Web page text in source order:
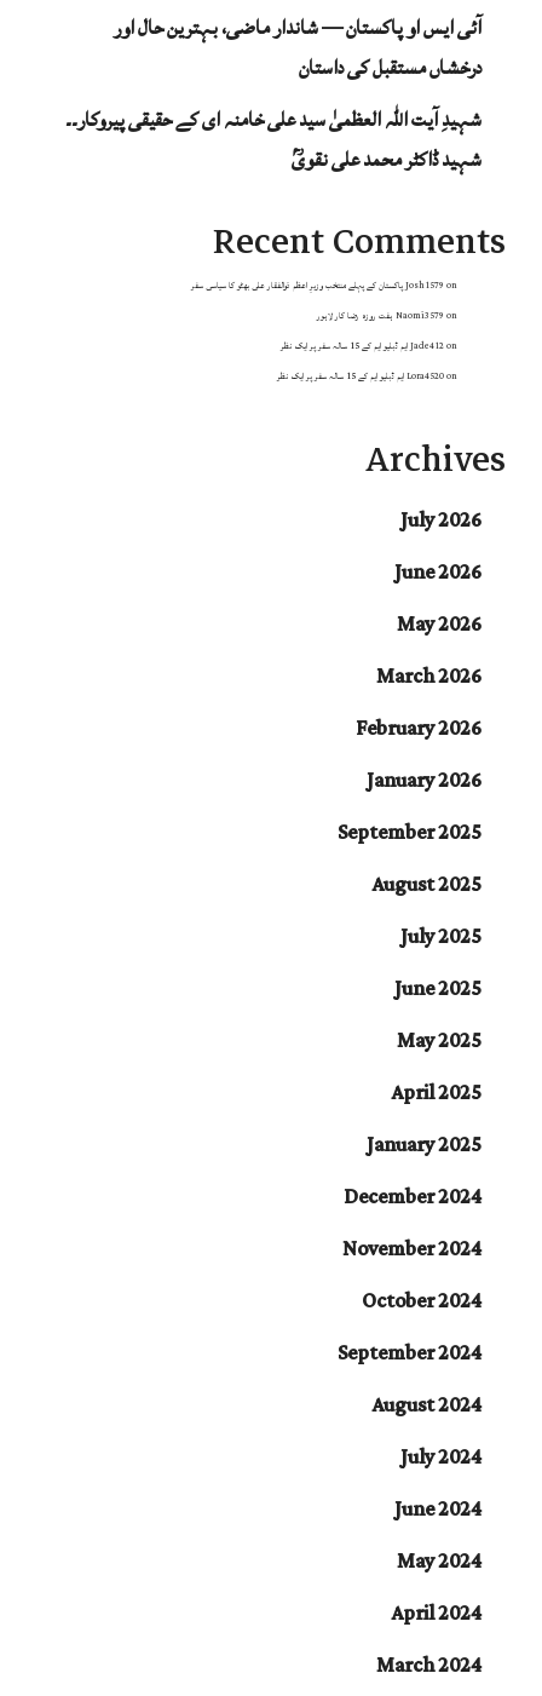
آئی ایس او پاکستان — شاندار ماضی، بہترین حال اور
درخشاں مستقبل کی داستان
شہیدِ آیت اللہ العظمیٰ سید علی خامنہ ای کے حقیقی پیروکار۔۔
شہید ڈاکٹر محمد علی نقویؒ
Recent Comments
Josh1579 on
پاکستان کے پہلے منتخب وزیرِ اعظم ذوالفقار علی بھٹو کا سیاسی سفر
Naomi3579 on
ہفت روزہ رضا کار لاہور
Jade412on
ایم ڈبلیو ایم کے 15 سالہ سفر پر ایک نظر
Lora4520on ایم ڈبلیو ایم کے 15 سالہ سفر پر ایک نظر
Archives
July 2026
June 2026
May 2026
March 2026
February 2026
January 2026
September 2025
August 2025
July 2025
June 2025
May 2025
April 2025
January 2025
December 2024
November 2024
October 2024
September 2024
August 2024
July 2024
June 2024
May 2024
April 2024
March 2024